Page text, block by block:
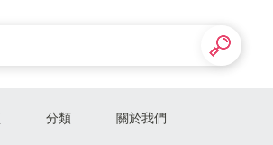
分類 關於我們